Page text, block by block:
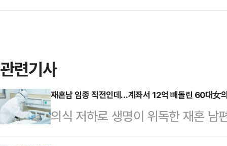
관련기사
재혼남 임종 직전인데…계좌서 12억 빼돌린 60대女
의식 저하로 생명이 위독한 재혼 남
이체한 60대 아내가 징역형의 집행